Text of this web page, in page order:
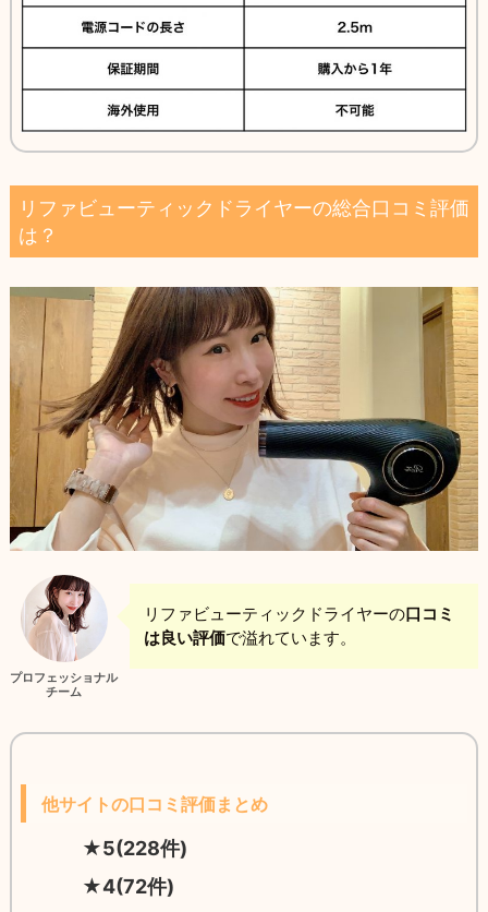
リファビューティックドライヤーの総合口コミ評価
は？
プロフェッショナル
チーム
リファビューティックドライヤーの口コミ
は良い評価で溢れています。
他サイトの口コミ評価まとめ
★5(228件)
★4(72件)